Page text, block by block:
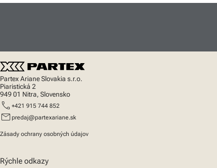
Partex Ariane Slovakia s.r.o.
Piaristická 2
949 01 Nitra, Slovensko
call +421 915 744 852
mail predaj@partexariane.sk
Zásady ochrany osobných údajov
Rýchle odkazy